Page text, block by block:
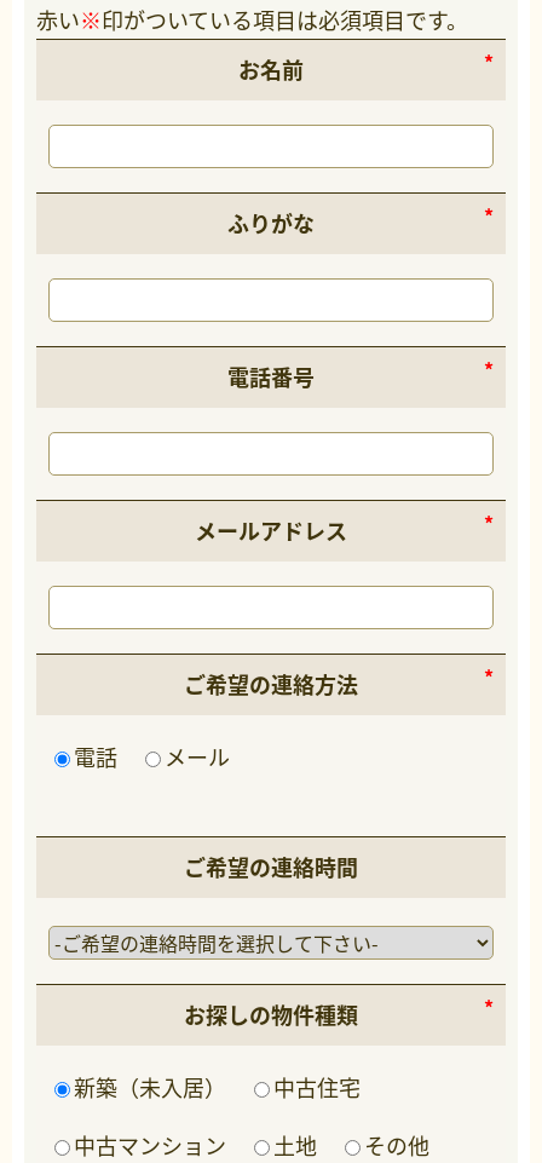
赤い※印がついている項目は必須項目です。
お名前
ふりがな
電話番号
メールアドレス
ご希望の連絡方法
電話 メール
ご希望の連絡時間
お探しの物件種類
新築（未入居）
中古住宅
中古マンション
土地
その他